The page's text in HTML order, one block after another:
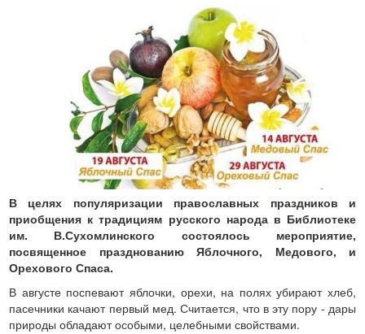
В целях популяризации православных праздников и
приобщения к традициям русского народа в Библиотеке
им. В.Сухомлинского состоялось мероприятие,
посвященное празднованию Яблочного, Медового, и
Орехового Спаса.
В августе поспевают яблочки, орехи, на полях убирают хлеб,
пасечники качают первый мед. Считается, что в эту пору - дары
природы обладают особыми, целебными свойствами.